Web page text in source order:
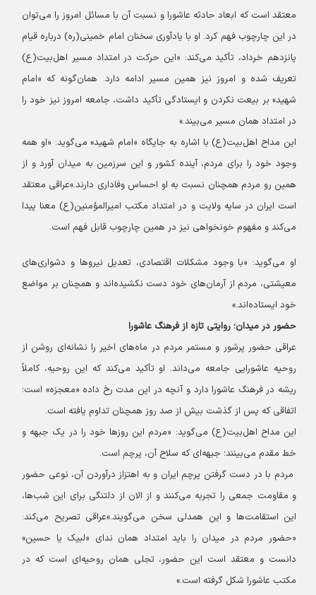
معتقد است که ابعاد حادثه عاشورا و نسبت آن با مسائل امروز را می‌توان
در این چارچوب فهم کرد.او با یادآوری سخنان امام خمینی(ره) درباره قیام
پانزدهم خرداد، تأکید می‌کند: «این حرکت در امتداد مسیر اهل‌بیت(ع)
تعریف شده و امروز نیز همین مسیر ادامه دارد. همان‌گونه که «امام
شهید» بر بیعت نکردن و ایستادگی تأکید داشت، جامعه امروز نیز خود را
در امتداد همان مسیر می‌بیند.»
این مداح اهل‌بیت(ع) با اشاره به جایگاه «امام شهید» می‌گوید: «او همه
وجود خود را برای مردم، آینده کشور و این سرزمین به میدان آورد و از
همین رو مردم همچنان نسبت به او احساس وفاداری دارند.»عراقی معتقد
است ایران در سایه ولایت و در امتداد مکتب امیرالمؤمنین(ع) معنا پیدا
می‌کند و مفهوم خونخواهی نیز در همین چارچوب قابل فهم است.
او می‌گوید: «با وجود مشکلات اقتصادی، تعدیل نیروها و دشواری‌های
معیشتی، مردم از آرمان‌های خود دست نکشیده‌اند و همچنان بر مواضع
خود ایستاده‌اند.»
حضور در میدان؛ روایتی تازه از فرهنگ عاشورا
عراقی حضور پرشور و مستمر مردم در ماه‌های اخیر را نشانه‌ای روشن از
روحیه عاشورایی جامعه می‌داند. او تأکید می‌کند که این روحیه، کاملاً
ریشه در فرهنگ عاشورا دارد و آنچه در این مدت رخ داده «معجزه» است؛
اتفاقی که پس از گذشت بیش از صد روز همچنان تداوم یافته است.
این مداح اهل‌بیت(ع) می‌گوید: «مردم این روزها خود را در یک جبهه و
خط مقدم می‌بینند؛ جبهه‌ای که سلاح آن، پرچم است.
مردم با در دست گرفتن پرچم ایران و به اهتزاز درآوردن آن، نوعی حضور
و مقاومت جمعی را تجربه می‌کنند و از الان از دلتنگی برای این شب‌ها،
این استقامت‌ها و این همدلی سخن می‌گویند.»عراقی تصریح می‌کند:
«حضور مردم در میدان را باید امتداد همان ندای «لبیک یا حسین»
دانست و معتقد است این حضور، تجلی همان روحیه‌ای است که در
مکتب عاشورا شکل گرفته است.»